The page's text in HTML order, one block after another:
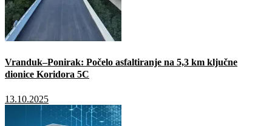
Vranduk–Ponirak: Počelo asfaltiranje na 5,3 km ključne
dionice Koridora 5C
13.10.2025